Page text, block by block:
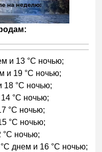
и 13 °C ночью;
и 19 °C ночью;
°C ночью;
°C ночью;
°C ночью;
°C ночью;
ночью;
днем и 16 °C ночью;